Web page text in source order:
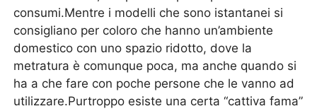
consumi.Mentre i modelli che sono istantanei si
consigliano per coloro che hanno un’ambiente
domestico con uno spazio ridotto, dove la
metratura è comunque poca, ma anche quando si
ha a che fare con poche persone che le vanno ad
utilizzare.Purtroppo esiste una certa “cattiva fama”